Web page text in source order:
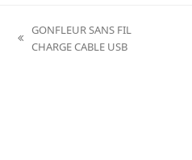
previous
GONFLEUR SANS FIL
CHARGE CABLE USB